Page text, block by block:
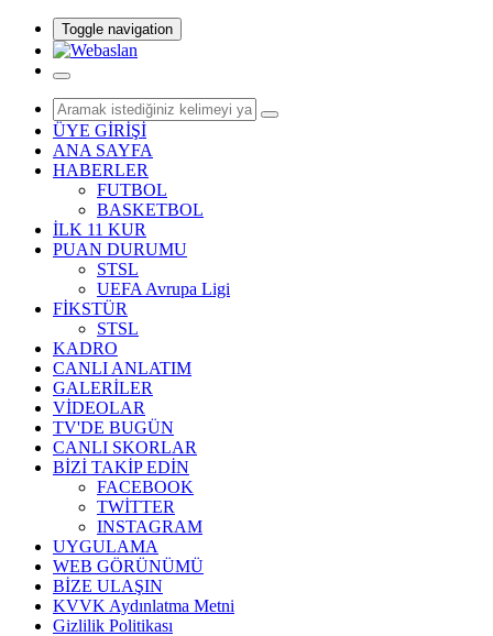
Toggle navigation
ÜYE GİRİŞİ
ANA SAYFA
HABERLER
FUTBOL
BASKETBOL
İLK 11 KUR
PUAN DURUMU
STSL
UEFA Avrupa Ligi
FİKSTÜR
STSL
KADRO
CANLI ANLATIM
GALERİLER
VİDEOLAR
TV'DE BUGÜN
CANLI SKORLAR
BİZİ TAKİP EDİN
FACEBOOK
TWİTTER
INSTAGRAM
UYGULAMA
WEB GÖRÜNÜMÜ
BİZE ULAŞIN
KVVK Aydınlatma Metni
Gizlilik Politikası